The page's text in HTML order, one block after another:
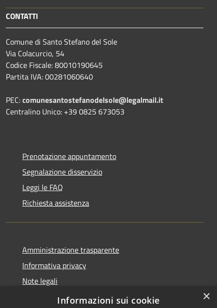
CONTATTI
Comune di Santo Stefano del Sole
Via Colacurcio, 54
Codice Fiscale: 80010190645
Partita IVA: 00281060640
PEC:comunesantostefanodelsole@legalmail.it
Centralino Unico: +39 0825 673053
Prenotazione appuntamento
Segnalazione disservizio
Leggi le FAQ
Richiesta assistenza
Amministrazione trasparente
Informativa privacy
Note legali
Dichiarazione di accessibilità
×
Informazioni sui cookie